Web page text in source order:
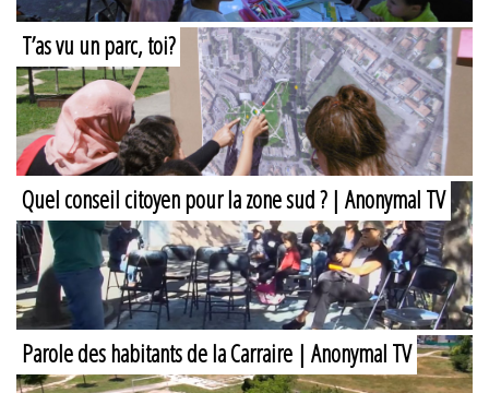
T’as vu un parc, toi?
Quel conseil citoyen pour la zone sud ? | Anonymal TV
Parole des habitants de la Carraire | Anonymal TV